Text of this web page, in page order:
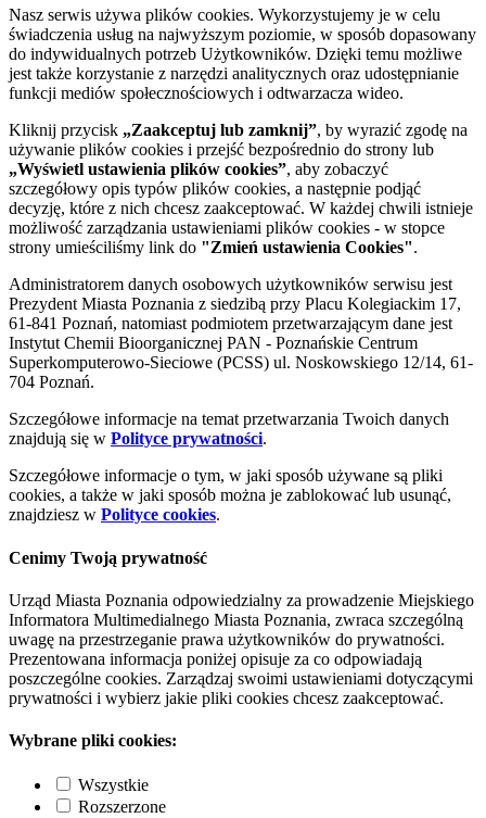
Nasz serwis używa plików cookies. Wykorzystujemy je w celu
świadczenia usług na najwyższym poziomie, w sposób dopasowany
do indywidualnych potrzeb Użytkowników. Dzięki temu możliwe
jest także korzystanie z narzędzi analitycznych oraz udostępnianie
funkcji mediów społecznościowych i odtwarzacza wideo.
Kliknij przycisk „Zaakceptuj lub zamknij”, by wyrazić zgodę na
używanie plików cookies i przejść bezpośrednio do strony lub
„Wyświetl ustawienia plików cookies”, aby zobaczyć
szczegółowy opis typów plików cookies, a następnie podjąć
decyzję, które z nich chcesz zaakceptować. W każdej chwili istnieje
możliwość zarządzania ustawieniami plików cookies - w stopce
strony umieściliśmy link do "Zmień ustawienia Cookies".
Administratorem danych osobowych użytkowników serwisu jest
Prezydent Miasta Poznania z siedzibą przy Placu Kolegiackim 17,
61-841 Poznań, natomiast podmiotem przetwarzającym dane jest
Instytut Chemii Bioorganicznej PAN - Poznańskie Centrum
Superkomputerowo-Sieciowe (PCSS) ul. Noskowskiego 12/14, 61-
704 Poznań.
Szczegółowe informacje na temat przetwarzania Twoich danych
znajdują się w Polityce prywatności.
Szczegółowe informacje o tym, w jaki sposób używane są pliki
cookies, a także w jaki sposób można je zablokować lub usunąć,
znajdziesz w Polityce cookies.
Cenimy Twoją prywatność
Urząd Miasta Poznania odpowiedzialny za prowadzenie Miejskiego
Informatora Multimedialnego Miasta Poznania, zwraca szczególną
uwagę na przestrzeganie prawa użytkowników do prywatności.
Prezentowana informacja poniżej opisuje za co odpowiadają
poszczególne cookies. Zarządzaj swoimi ustawieniami dotyczącymi
prywatności i wybierz jakie pliki cookies chcesz zaakceptować.
Wybrane pliki cookies:
Wszystkie
Rozszerzone